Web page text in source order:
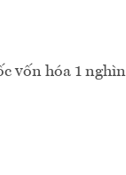
vốn hóa 1